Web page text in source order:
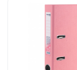
Додати до порівняння